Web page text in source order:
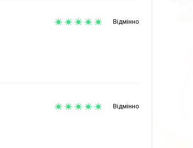
Відмінно
Відмінно